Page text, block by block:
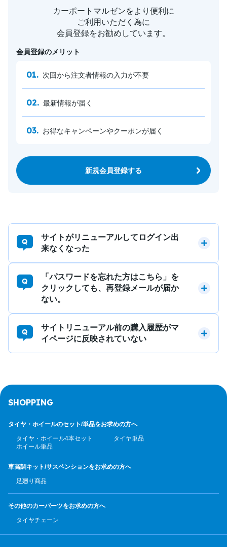
カーポートマルゼンをより便利に
ご利用いただく為に
会員登録をお勧めしています。
会員登録のメリット
次回から注文者情報の入力が不要
最新情報が届く
お得なキャンペーンやクーポンが届く
新規会員登録する
サイトがリニューアルしてログイン出
来なくなった
「パスワードを忘れた方はこちら」を
クリックしても、再登録メールが届か
ない。
サイトリニューアル前の購入履歴がマ
イページに反映されていない
SHOPPING
タイヤ・ホイールのセット/単品をお求めの方へ
タイヤ・ホイール4本セット
タイヤ単品
ホイール単品
車高調キット/サスペンションをお求めの方へ
足廻り商品
その他のカーパーツをお求めの方へ
タイヤチェーン